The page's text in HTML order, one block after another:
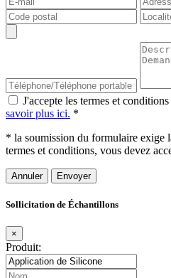
J'accepte les termes et
savoir plus ici. *
* la soumission du formulaire exige
termes et conditions, vous devez
Annuler
Sollicitation de Échantillons
×
Produit: